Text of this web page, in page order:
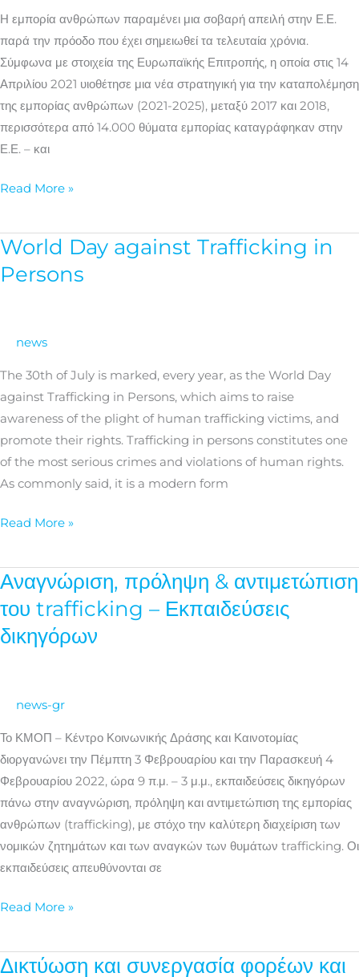
Η εμπορία ανθρώπων παραμένει μια σοβαρή απειλή στην Ε.Ε.
παρά την πρόοδο που έχει σημειωθεί τα τελευταία χρόνια.
Σύμφωνα με στοιχεία της Ευρωπαϊκής Επιτροπής, η οποία στις 14
Απριλίου 2021 υιοθέτησε μια νέα στρατηγική για την καταπολέμηση
της εμπορίας ανθρώπων (2021-2025), μεταξύ 2017 και 2018,
περισσότερα από 14.000 θύματα εμπορίας καταγράφηκαν στην
Ε.Ε. – και
Read More »
World Day against Trafficking in
Persons
news
The 30th of July is marked, every year, as the World Day
against Trafficking in Persons, which aims to raise
awareness of the plight of human trafficking victims, and
promote their rights. Trafficking in persons constitutes one
of the most serious crimes and violations of human rights.
As commonly said, it is a modern form
World
Day
against
Persons
Read More »
Αναγνώριση, πρόληψη & αντιμετώπιση
του trafficking – Εκπαιδεύσεις
δικηγόρων
news-gr
Το ΚΜΟΠ – Κέντρο Κοινωνικής Δράσης και Καινοτομίας
διοργανώνει την Πέμπτη 3 Φεβρουαρίου και την Παρασκευή 4
Φεβρουαρίου 2022, ώρα 9 π.μ. – 3 μ.μ., εκπαιδεύσεις δικηγόρων
πάνω στην αναγνώριση, πρόληψη και αντιμετώπιση της εμπορίας
ανθρώπων (trafficking), με στόχο την καλύτερη διαχείριση των
νομικών ζητημάτων και των αναγκών των θυμάτων trafficking. Οι
εκπαιδεύσεις απευθύνονται σε
Αναγνώριση,
πρόληψη
&
αντιμετώπιση
Read More »
Δικτύωση και συνεργασία φορέων και
Δικτύωση